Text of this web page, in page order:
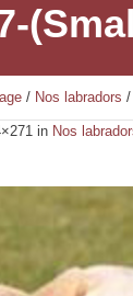
/ Nos labradors /
in Nos